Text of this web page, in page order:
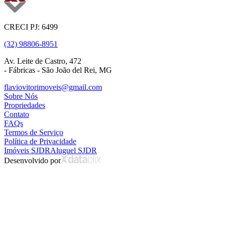
CRECI PJ: 6499
(32) 98806-8951
Av. Leite de Castro, 472
- Fábricas - São João del Rei, MG
flaviovitorimoveis@gmail.com
Sobre Nós
Propriedades
Contato
FAQs
Termos de Serviço
Política de Privacidade
Imóveis SJDRAluguel SJDR
Desenvolvido por